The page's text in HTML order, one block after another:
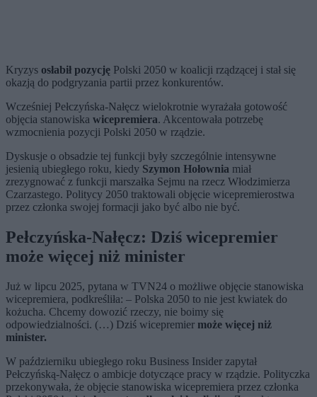
Kryzys osłabił pozycję Polski 2050 w koalicji rządzącej i stał się
okazją do podgryzania partii przez konkurentów.
Wcześniej Pełczyńska-Nałęcz wielokrotnie wyrażała gotowość
objęcia stanowiska wicepremiera. Akcentowała potrzebę
wzmocnienia pozycji Polski 2050 w rządzie.
Dyskusje o obsadzie tej funkcji były szczególnie intensywne
jesienią ubiegłego roku, kiedy Szymon Hołownia miał
zrezygnować z funkcji marszałka Sejmu na rzecz Włodzimierza
Czarzastego. Politycy 2050 traktowali objęcie wicepremierostwa
przez członka swojej formacji jako być albo nie być.
Pełczyńska-Nałęcz: Dziś wicepremier
może więcej niż minister
Już w lipcu 2025, pytana w TVN24 o możliwe objęcie stanowiska
wicepremiera, podkreśliła: – Polska 2050 to nie jest kwiatek do
kożucha. Chcemy dowozić rzeczy, nie boimy się
odpowiedzialności. (…) Dziś wicepremier może więcej niż
minister.
W październiku ubiegłego roku Business Insider zapytał
Pełczyńską-Nałęcz o ambicje dotyczące pracy w rządzie. Polityczka
przekonywała, że objęcie stanowiska wicepremiera przez członka